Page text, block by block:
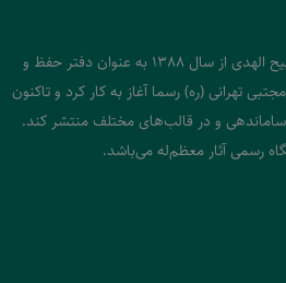
موسسه پژوهشی فرهنگی مصابیح الهدی از سال 1388 به عنوان دفتر حفظ و
تهرانی (ره) رسما آغاز به کار کرد و تاکنون
و در قالب‌های مختلف منتشر کند.
رسمی آثار معظم‌له می‌باشد.